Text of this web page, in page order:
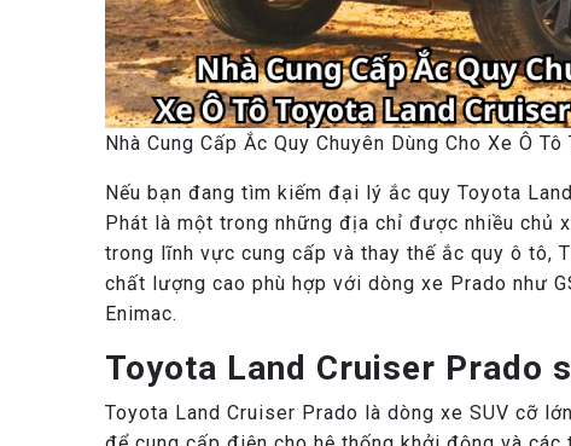
Nhà Cung Cấp Ắc Quy Chuyên Dùng Cho Xe Ô
Nếu bạn đang tìm kiếm đại lý ắc quy Toyota
Phát là một trong những địa chỉ được nhiều chủ
trong lĩnh vực cung cấp và thay thế ắc quy ô tô,
chất lượng cao phù hợp với dòng xe Prado như
Enimac.
Toyota Land Cruiser Prado
Toyota Land Cruiser Prado là dòng xe SUV cỡ